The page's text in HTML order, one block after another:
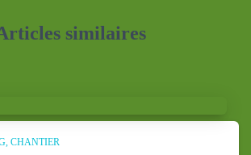
similaires
CHANTIER